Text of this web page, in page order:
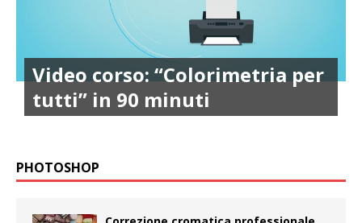
Video corso: “Colorimetria per
tutti” in 90 minuti
PHOTOSHOP